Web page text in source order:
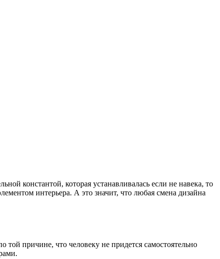
константой, которая устанавливалась если не навека, то
интерьера. А это значит, что любая смена дизайна
причине, что человеку не придется самостоятельно